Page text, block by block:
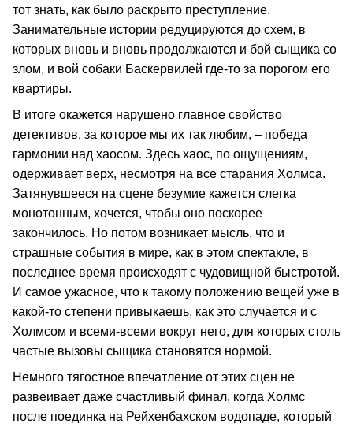
тот знать, как было раскрыто преступление.
Занимательные истории редуцируются до схем, в
которых вновь и вновь продолжаются и бой сыщика со
злом, и вой собаки Баскервилей где-то за порогом его
квартиры.
В итоге окажется нарушено главное свойство
детективов, за которое мы их так любим, – победа
гармонии над хаосом. Здесь хаос, по ощущениям,
одерживает верх, несмотря на все старания Холмса.
Затянувшееся на сцене безумие кажется слегка
монотонным, хочется, чтобы оно поскорее
закончилось. Но потом возникает мысль, что и
страшные события в мире, как в этом спектакле, в
последнее время происходят с чудовищной быстротой.
И самое ужасное, что к такому положению вещей уже в
какой-то степени привыкаешь, как это случается и с
Холмсом и всеми-всеми вокруг него, для которых столь
частые вызовы сыщика становятся нормой.
Немного тягостное впечатление от этих сцен не
развеивает даже счастливый финал, когда Холмс
после поединка на Рейхенбахском водопаде, который